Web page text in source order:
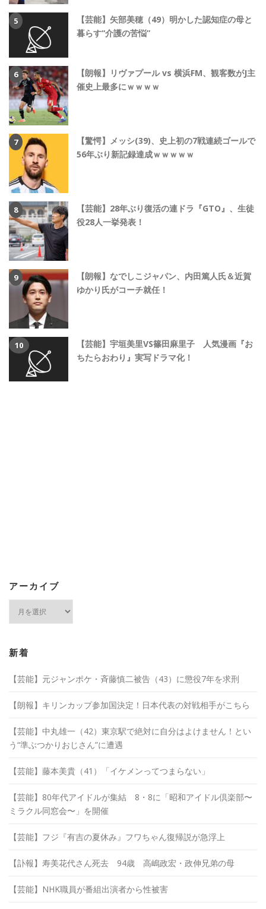
【芸能】矢部美穂（49）明かした認知症の母と
暮らす“介護の苦悩”
【朗報】リヴァプール vs 横浜FM、観客数がJ主
催史上最多にｗｗｗｗ
【驚愕】メッシ(39)、史上初の7戦連続ゴールで
56年ぶり新記録達成ｗｗｗｗｗ
【芸能】28年ぶり復活の連ドラ『GTO』、生徒
役28人一挙発表！
【朗報】なでしこジャパン、内田篤人氏＆近賀
ゆかり氏がコーチ就任！
【芸能】宇垣美里VS篠田麻里子 人気漫画『お
ちたらおわり』実写ドラマ化！
アーカイブ
ブ
新着
【芸能】元ジャンポケ・斉藤慎二被告（43）に懲役7年を求刑
【朗報】キリンカップ参加国決定！日本代表の対戦相手がこちら
【芸能】中丸雄一（42）東京駅で絶対に自分はよけません！とい
う“準ぶつかりおじさん”に遭遇
【芸能】藤本美貴（41）「イケメンってつまらない」
【芸能】80年代アイドルが集結 8・8に「昭和アイドル倶楽部〜
ミラクル同窓会〜」を開催
【芸能】フジ『有吉の夏休み』フワちゃん復帰説が急浮上
【訃報】寿美花代さん死去 94歳 高嶋政宏・政伸兄弟の母
【芸能】NHK職員が番組出演者から性被害